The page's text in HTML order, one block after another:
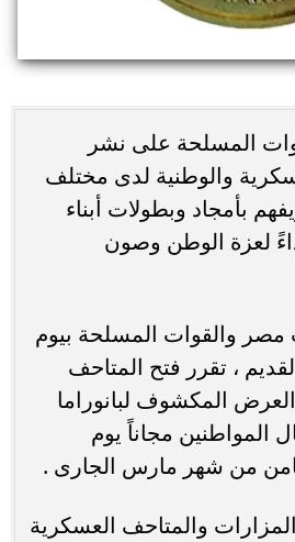
المسلحة على نشر
والوطنية لدى مختلف
بأمجاد وبطولات أبناء
لعزة الوطن وصون
مصر والقوات المسلحة بيوم
، تقرر فتح المتاحف
المكشوف لبانوراما
المواطنين مجاناً يوم
من شهر مارس الجارى .
والمتاحف العسكرية